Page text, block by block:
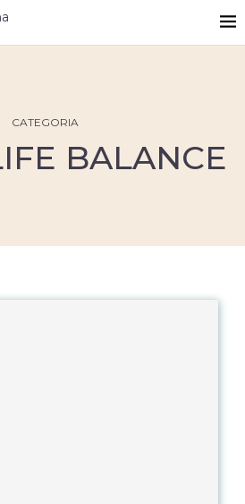
CATEGORIA
BALANCE